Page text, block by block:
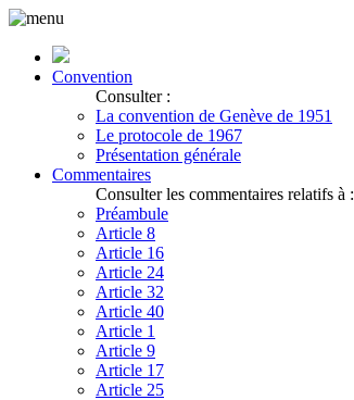
Convention
Consulter :
La convention de Genève de 1951
Le protocole de 1967
Présentation générale
Commentaires
Consulter les commentaires relatifs à :
Préambule
Article 8
Article 16
Article 24
Article 32
Article 40
Article 1
Article 9
Article 17
Article 25